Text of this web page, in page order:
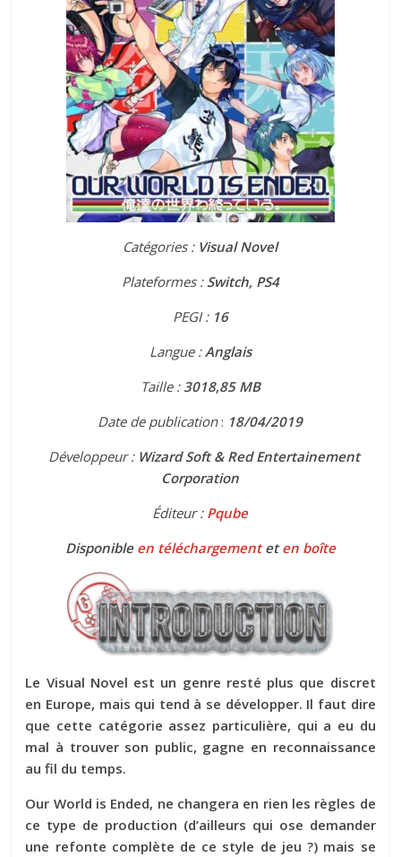
Catégories : Visual Novel
Plateformes : Switch, PS4
PEGI : 16
Langue : Anglais
Taille : 3018,85 MB
Date de publication: 18/04/2019
Développeur : Wizard Soft & Red Entertainement
Corporation
Éditeur : Pqube
Disponible en téléchargement eten boîte
Le Visual Novel est un genre resté plus que discret
en Europe, mais qui tend à se développer. Il faut dire
que cette catégorie assez particulière, qui a eu du
mal à trouver son public, gagne en reconnaissance
au fil du temps.
Our World is Ended, ne changera en rien les règles de
ce type de production (d’ailleurs qui ose demander
une refonte complète de ce style de jeu ?) mais se